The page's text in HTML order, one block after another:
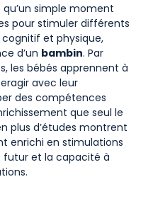
qu’un simple moment
pour stimuler différents
cognitif et physique,
d’un bambin. Par
les bébés apprennent à
avec leur
des compétences
que seul le
plus d’études montrent
enrichi en stimulations
futur et la capacité à